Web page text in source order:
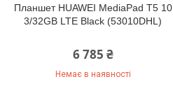
Планшет HUAWEI MediaPad T5 10
3/32GB LTE Black (53010DHL)
6 785 ₴
Немає в наявності